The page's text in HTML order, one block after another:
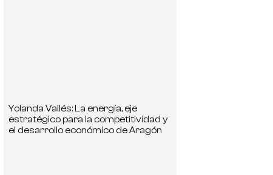
Yolanda Vallés: La energía, eje
estratégico para la competitividad y
el desarrollo económico de Aragón